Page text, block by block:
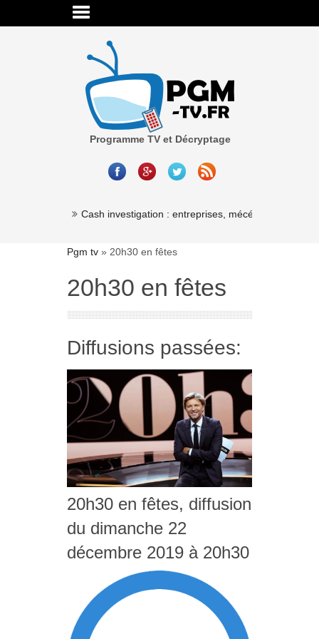
Programme TV et Décryptage
Cash investigation : entreprises, mécénat,
Pgm tv » 20h30 en fêtes
20h30 en fêtes
Diffusions passées:
20h30 en fêtes, diffusion
du dimanche 22
décembre 2019 à 20h30